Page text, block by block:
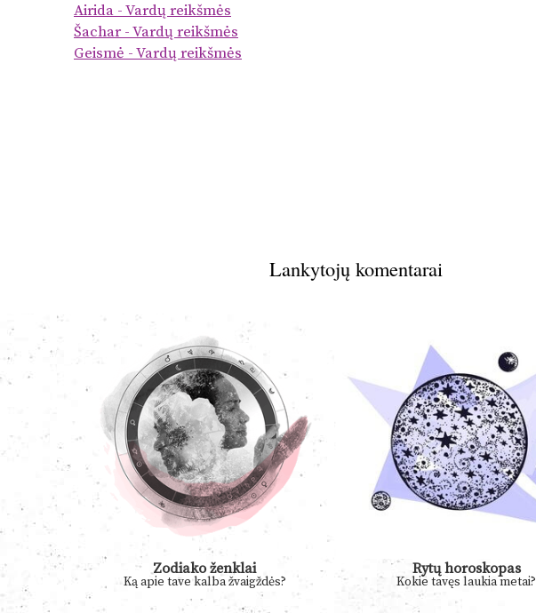
Airida - Vardų reikšmės
Šachar - Vardų reikšmės
Geismė - Vardų reikšmės
Lankytojų komentarai
Zodiako ženklai
Ką apie tave kalba žvaigždės?
Rytų horoskopas
Kokie tavęs laukia metai?